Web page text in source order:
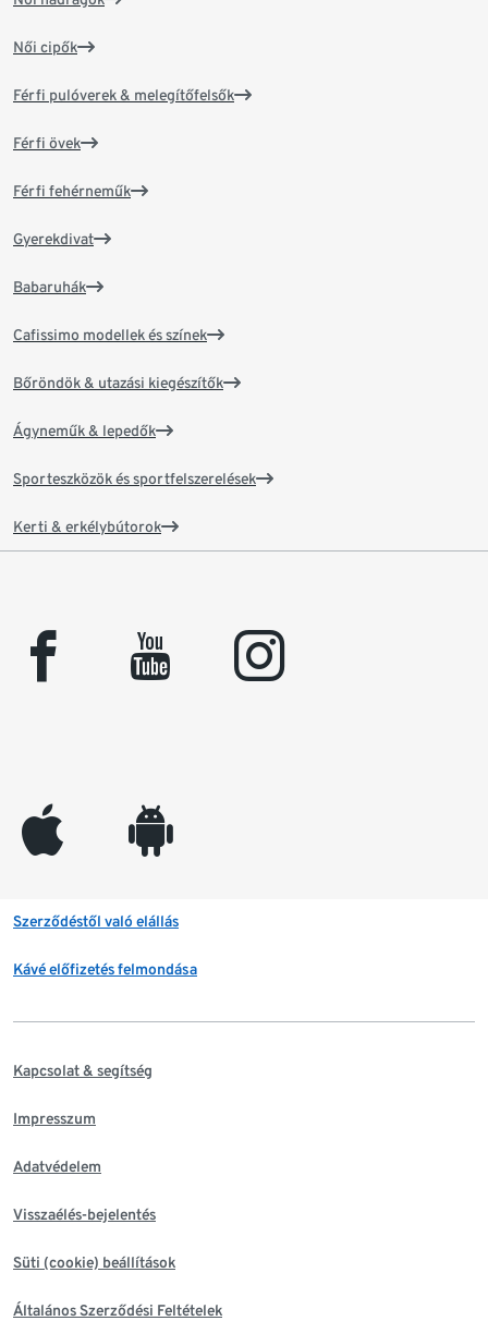
Női cipők
Férfi pulóverek & melegítőfelsők
Férfi övek
Férfi fehérneműk
Gyerekdivat
Babaruhák
Cafissimo modellek és színek
Bőröndök & utazási kiegészítők
Ágyneműk & lepedők
Sporteszközök és sportfelszerelések
Kerti & erkélybútorok
facebook youtube instagram
appleinc android
Szerződéstől való elállás
Kávé előfizetés felmondása
Kapcsolat & segítség
Impresszum
Adatvédelem
Visszaélés-bejelentés
Süti (cookie) beállítások
Általános Szerződési Feltételek